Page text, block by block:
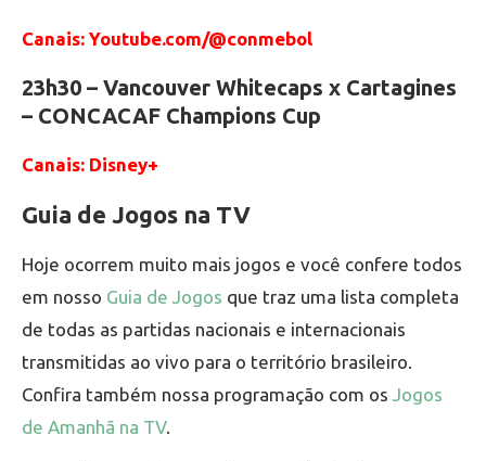
Canais: Youtube.com/@conmebol
23h30 – Vancouver Whitecaps x Cartagines
– CONCACAF Champions Cup
Canais: Disney+
Guia de Jogos na TV
Hoje ocorrem muito mais jogos e você confere todos
em nosso Guia de Jogos que traz uma lista completa
de todas as partidas nacionais e internacionais
transmitidas ao vivo para o território brasileiro.
Confira também nossa programação com os Jogos
de Amanhã na TV.